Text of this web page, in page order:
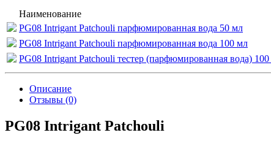
Наименование
PG08 Intrigant Patchouli парфюмированная вода 50 мл
PG08 Intrigant Patchouli парфюмированная вода 100 мл
PG08 Intrigant Patchouli тестер (парфюмированная вода)
Описание
Отзывы (0)
PG08 Intrigant Patchouli